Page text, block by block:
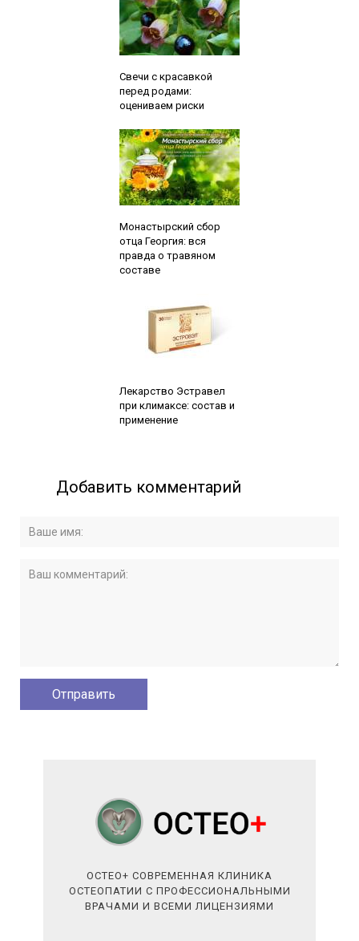
Свечи с красавкой
перед родами:
оцениваем риски
Монастырский сбор
отца Георгия: вся
правда о травяном
составе
Лекарство Эстравел
при климаксе: состав и
применение
Добавить комментарий
ОСТЕО+ СОВРЕМЕННАЯ КЛИНИКА
ОСТЕОПАТИИ С ПРОФЕССИОНАЛЬНЫМИ
ВРАЧАМИ И ВСЕМИ ЛИЦЕНЗИЯМИ